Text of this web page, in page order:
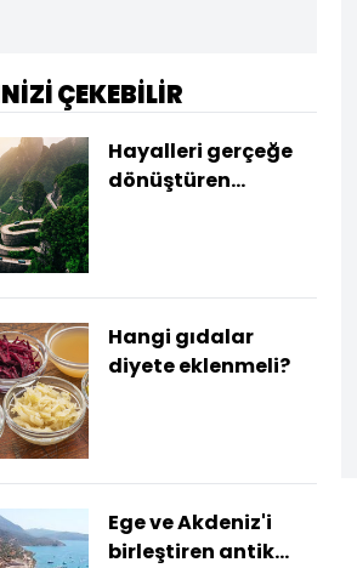
ÇEKEBİLİR
Hayalleri gerçeğe
dönüştüren
Hangi gıdalar
diyete eklenmeli?
Ege ve Akdeniz'i
birleştiren antik